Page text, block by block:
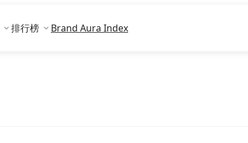
排行榜 Brand Aura Index